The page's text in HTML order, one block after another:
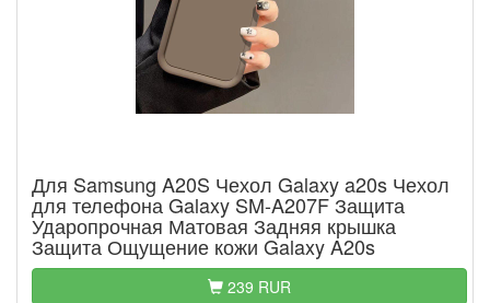
Для Samsung A20S Чехол Galaxy a20s Чехол
для телефона Galaxy SM-A207F Защита
Ударопрочная Матовая Задняя крышка
Защита Ощущение кожи Galaxy A20s
239 RUR